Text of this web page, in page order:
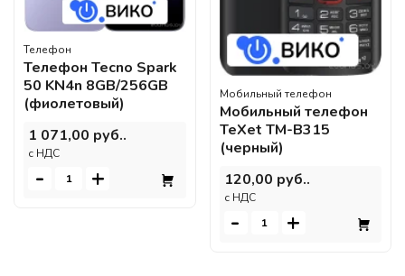
Телефон
Телефон Tecno Spark
50 KN4n 8GB/256GB
(фиолетовый)
1 071,00 руб..
c НДС
- +
Мобильный телефон
Мобильный телефон
TeXet TM-B315
(черный)
120,00 руб..
c НДС
- +